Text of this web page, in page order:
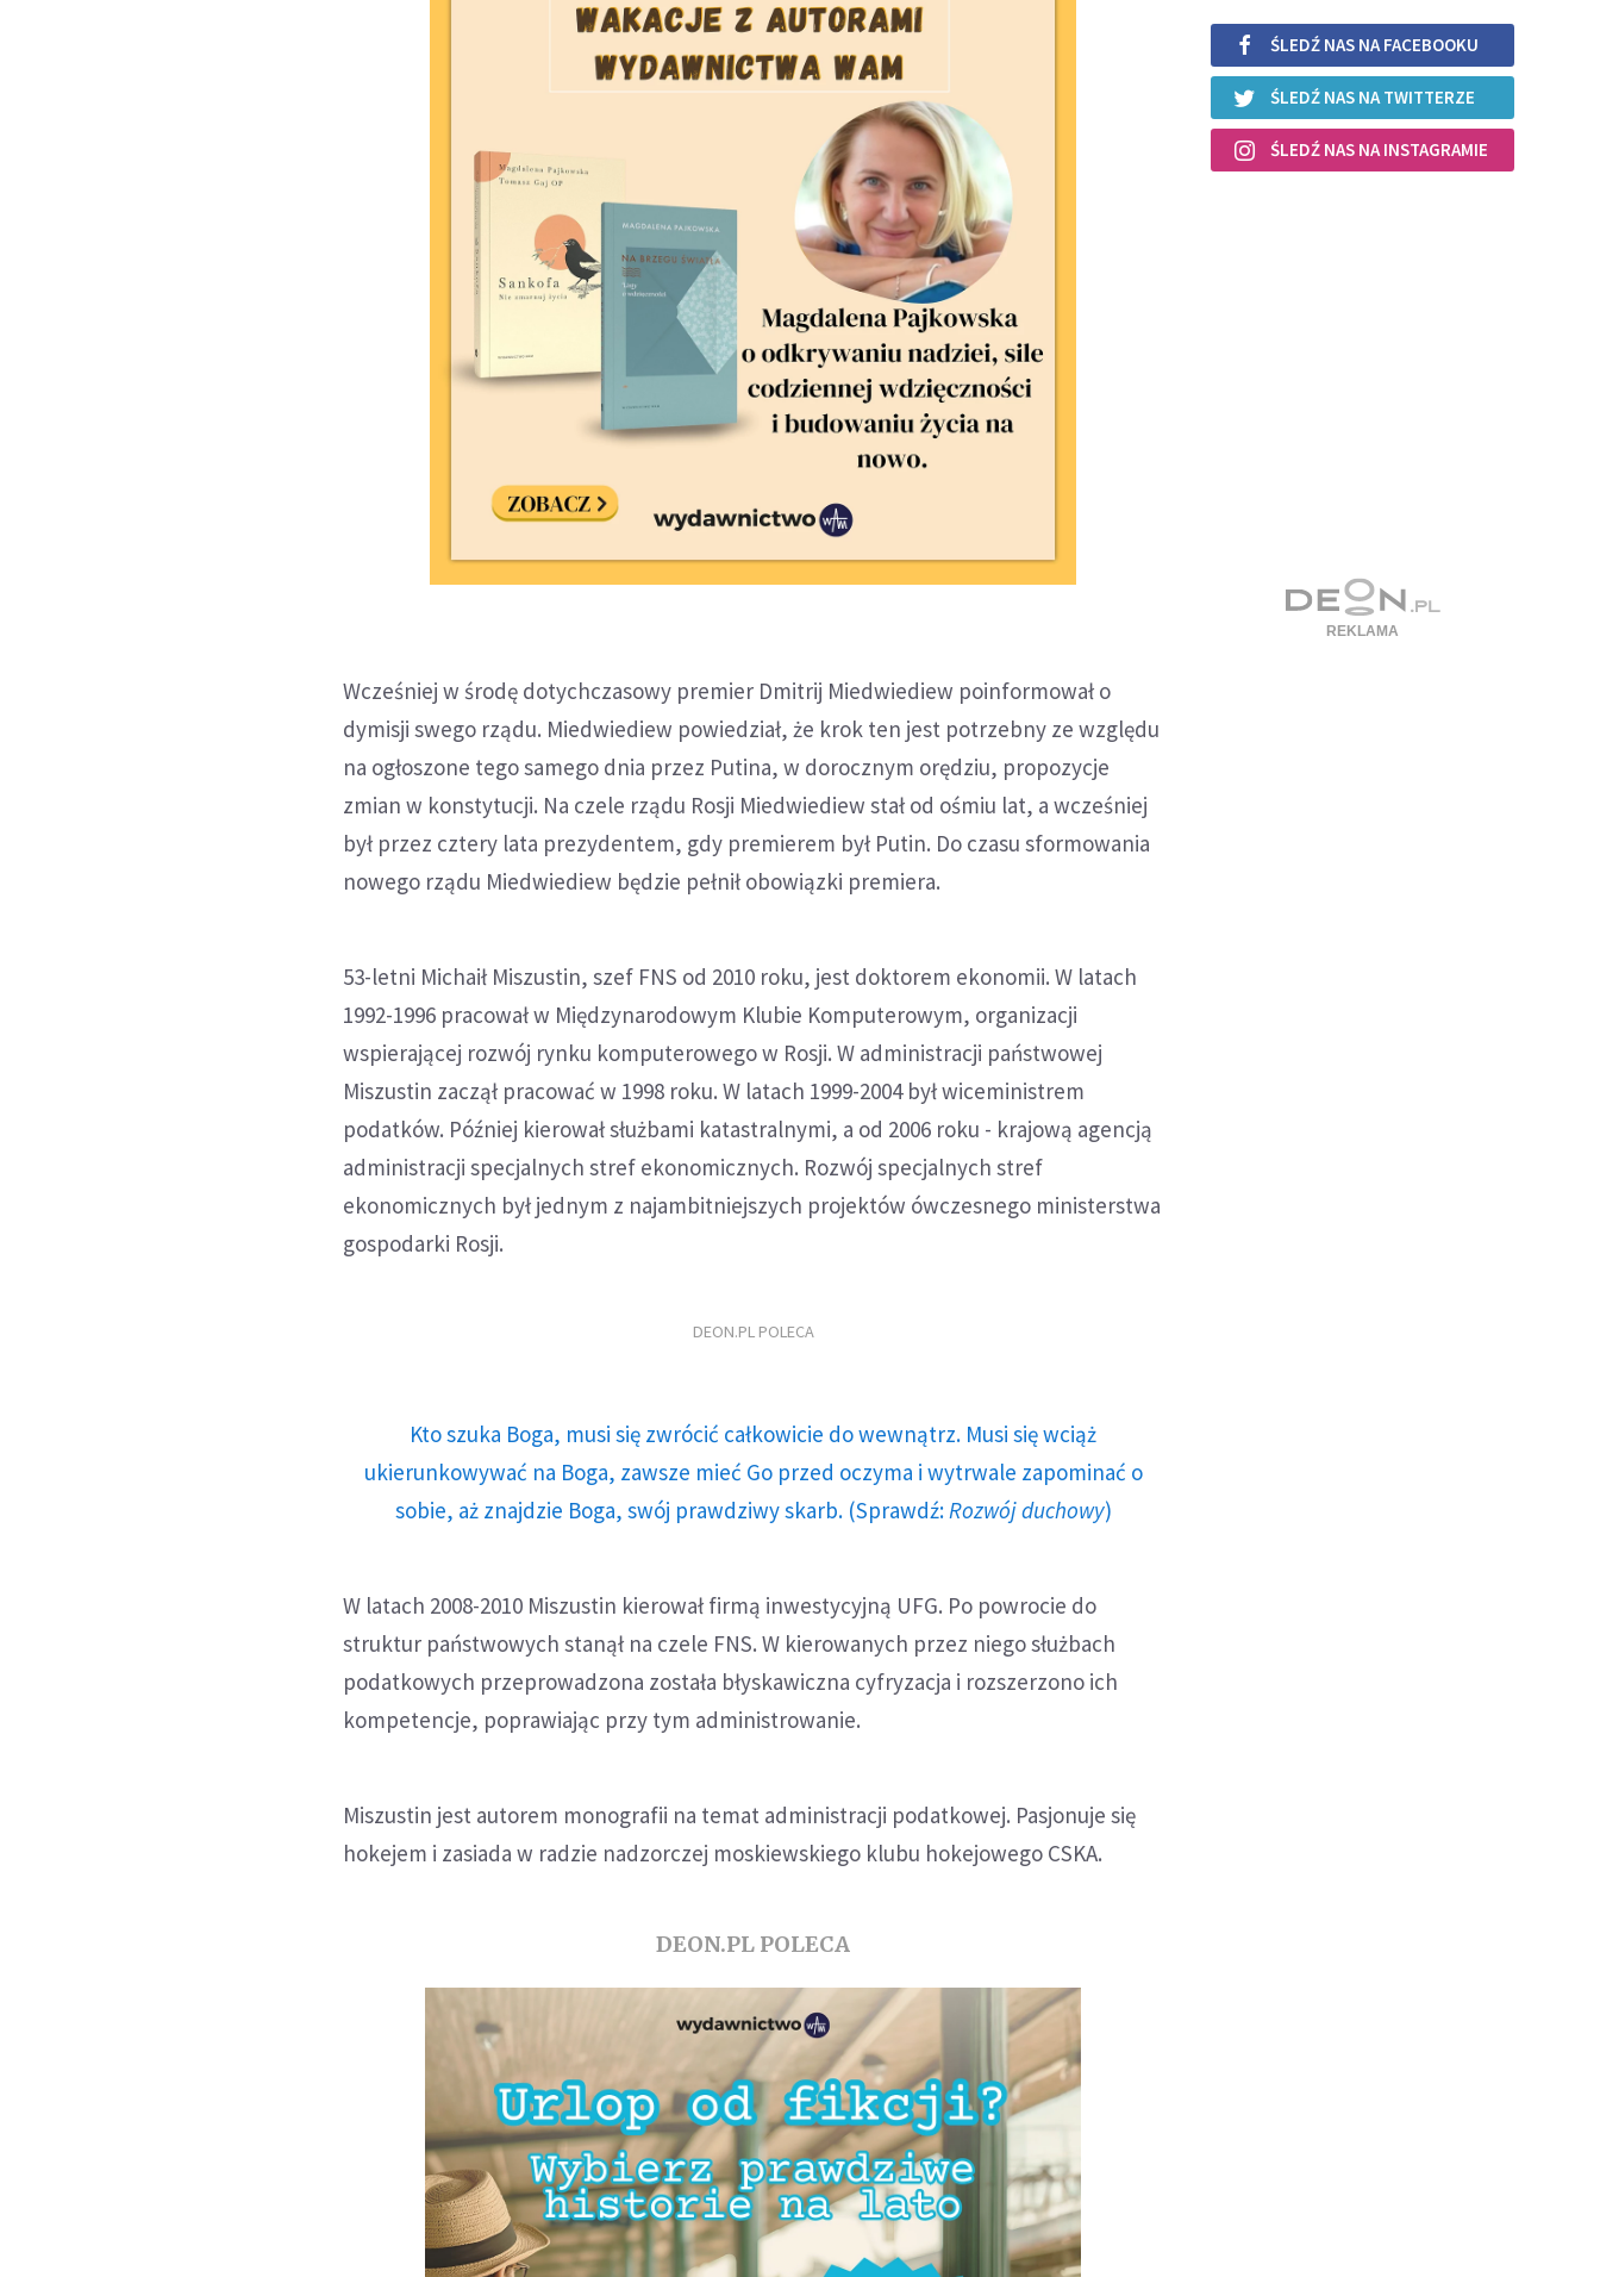
Wcześniej w środę dotychczasowy premier Dmitrij Miedwiediew poinformował o
dymisji swego rządu. Miedwiediew powiedział, że krok ten jest potrzebny ze względu
na ogłoszone tego samego dnia przez Putina, w dorocznym orędziu, propozycje
zmian w konstytucji. Na czele rządu Rosji Miedwiediew stał od ośmiu lat, a wcześniej
był przez cztery lata prezydentem, gdy premierem był Putin. Do czasu sformowania
nowego rządu Miedwiediew będzie pełnił obowiązki premiera.
53-letni Michaił Miszustin, szef FNS od 2010 roku, jest doktorem ekonomii. W latach
1992-1996 pracował w Międzynarodowym Klubie Komputerowym, organizacji
wspierającej rozwój rynku komputerowego w Rosji. W administracji państwowej
Miszustin zaczął pracować w 1998 roku. W latach 1999-2004 był wiceministrem
podatków. Później kierował służbami katastralnymi, a od 2006 roku - krajową agencją
administracji specjalnych stref ekonomicznych. Rozwój specjalnych stref
ekonomicznych był jednym z najambitniejszych projektów ówczesnego ministerstwa
gospodarki Rosji.
DEON.PL POLECA
Kto szuka Boga, musi się zwrócić całkowicie do wewnątrz. Musi się wciąż
ukierunkowywać na Boga, zawsze mieć Go przed oczyma i wytrwale zapominać o
sobie, aż znajdzie Boga, swój prawdziwy skarb. (Sprawdź: Rozwój duchowy)
W latach 2008-2010 Miszustin kierował firmą inwestycyjną UFG. Po powrocie do
struktur państwowych stanął na czele FNS. W kierowanych przez niego służbach
podatkowych przeprowadzona została błyskawiczna cyfryzacja i rozszerzono ich
kompetencje, poprawiając przy tym administrowanie.
Miszustin jest autorem monografii na temat administracji podatkowej. Pasjonuje się
hokejem i zasiada w radzie nadzorczej moskiewskiego klubu hokejowego CSKA.
DEON.PL POLECA
ŚLEDŹ NAS NA FACEBOOKU
ŚLEDŹ NAS NA TWITTERZE
ŚLEDŹ NAS NA INSTAGRAMIE